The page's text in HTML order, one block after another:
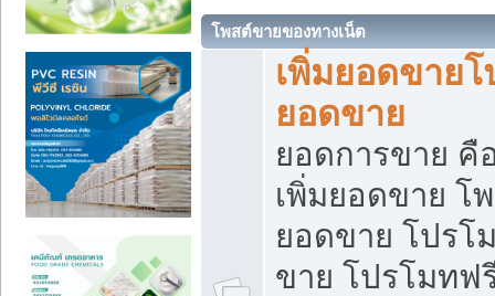
โพสต์ขายของทางเน็ต
เพิ่มยอดขาย
ยอดขาย
ยอดการขาย คื
เพิ่มยอดขาย โ
ยอดขาย โปรโ
ขาย โปรโมทฟ